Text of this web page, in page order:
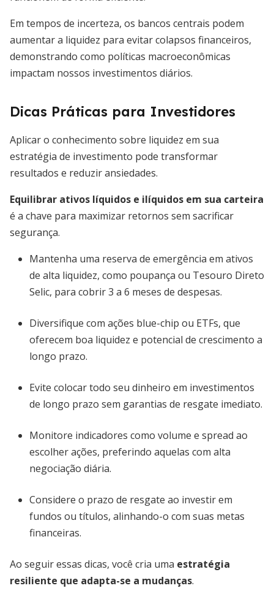
Em tempos de incerteza, os bancos centrais podem
aumentar a liquidez para evitar colapsos financeiros,
demonstrando como políticas macroeconômicas
impactam nossos investimentos diários.
Dicas Práticas para Investidores
Aplicar o conhecimento sobre liquidez em sua
estratégia de investimento pode transformar
resultados e reduzir ansiedades.
Equilibrar ativos líquidos e ilíquidos em sua carteira
é a chave para maximizar retornos sem sacrificar
segurança.
Mantenha uma reserva de emergência em ativos
de alta liquidez, como poupança ou Tesouro Direto
Selic, para cobrir 3 a 6 meses de despesas.
Diversifique com ações blue-chip ou ETFs, que
oferecem boa liquidez e potencial de crescimento a
longo prazo.
Evite colocar todo seu dinheiro em investimentos
de longo prazo sem garantias de resgate imediato.
Monitore indicadores como volume e spread ao
escolher ações, preferindo aquelas com alta
negociação diária.
Considere o prazo de resgate ao investir em
fundos ou títulos, alinhando-o com suas metas
financeiras.
Ao seguir essas dicas, você cria uma estratégia
resiliente que adapta-se a mudanças.